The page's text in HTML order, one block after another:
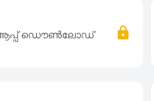
ആപ്പ് ഡൌൺലോഡ്